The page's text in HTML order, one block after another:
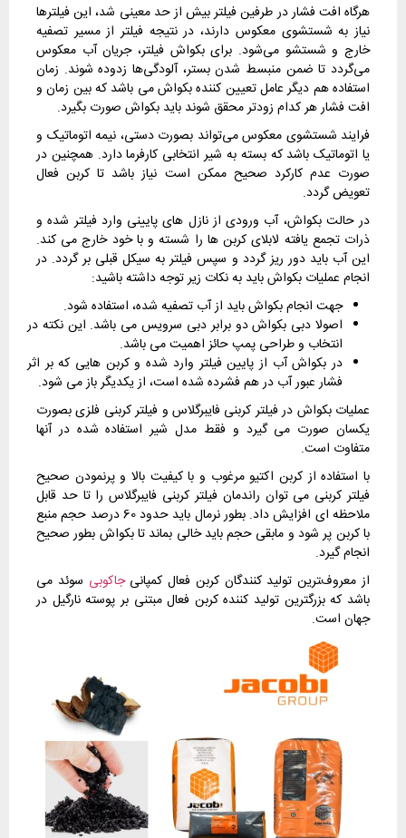
هرگاه افت فشار در طرفین فیلتر بیش از حد معینی شد، این فیلترها
نیاز به شستشوی معکوس دارند، در نتیجه فیلتر از مسیر تصفیه
خارج و شستشو می‌شود. برای بکواش فیلتر، جریان آب معکوس
می‌گردد تا ضمن منبسط شدن بستر، آلودگی‌ها زدوده شوند. زمان
استفاده هم دیگر عامل تعیین کننده بکواش می باشد که بین زمان و
افت فشار هر کدام زودتر محقق شوند باید بکواش صورت بگیرد.
فرایند شستشوی معکوس می‌تواند بصورت دستی، نیمه اتوماتیک و
یا اتوماتیک باشد که بسته به شیر انتخابی کارفرما دارد. همچنین در
صورت عدم کارکرد صحیح ممکن است نیاز باشد تا کربن فعال
تعویض گردد.
در حالت بکواش، آب ورودی از نازل های پایینی وارد فیلتر شده و
ذرات تجمع یافته لابلای کربن ها را شسته و با خود خارج می کند.
این آب باید دور ریز گردد و سپس فیلتر به سیکل قبلی بر گردد. در
انجام عملیات بکواش باید به نکات زیر توجه داشته باشید:
جهت انجام بکواش باید از آب تصفیه شده، استفاده شود.
اصولا دبی بکواش دو برابر دبی سرویس می باشد. این نکته در
انتخاب و طراحی پمپ حائز اهمیت می باشد.
در بکواش آب از پایین فیلتر وارد شده و کربن هایی که بر اثر
فشار عبور آب در هم فشرده شده است، از یکدیگر باز می شود.
عملیات بکواش در فیلتر کربنی فایبرگلاس و فیلتر کربنی فلزی بصورت
یکسان صورت می گیرد و فقط مدل شیر استفاده شده در آنها
متفاوت است.
با استفاده از کربن اکتیو مرغوب و با کیفیت بالا و پرنمودن صحیح
فیلتر کربنی می توان راندمان فیلتر کربنی فایبرگلاس را تا حد قابل
ملاحظه ای افزایش داد. بطور نرمال باید حدود 60 درصد حجم منبع
با کربن پر شود و مابقی حجم باید خالی بماند تا بکواش بطور صحیح
انجام گیرد.
از معروف‌‍ترین تولید کنندگان کربن فعال کمپانیجاکوبی سوئد می
باشد که بزرگترین تولید کننده کربن فعال مبتنی بر پوسته نارگیل در
جهان است.